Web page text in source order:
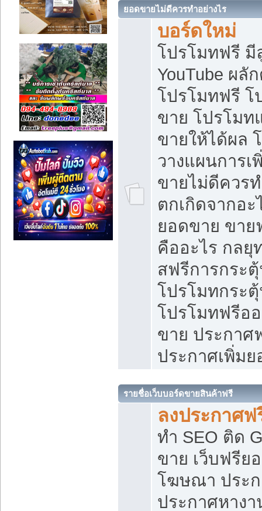
ยอดขายไม่ดีควรทำอย่างไร
บอร์ดใหม่
โปรโมทฟรี มี
YouTube ผลั
โปรโมทฟรี โ
ขาย โปรโมท
ขายให้ได้ผล
วางแผนการ
ขายไม่ดีควร
ตกเกิดจากอะ
ยอดขาย ขาย
คืออะไร กลยุ
สฟรีการกระ
โปรโมทกระ
โปรโมทฟรีอ
ขาย ประกาศ
ประกาศเพิ่ม
รายชื่อเว็บบอร์ดขายสินค้าฟรี
ลงประกาศฟ
ทำ SEO ติด
ขาย เว็บฟรีย
โฆษณา ประ
ประกาศหาง